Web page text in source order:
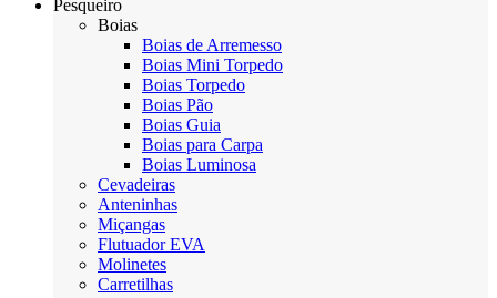
Pesqueiro
Boias
Boias de Arremesso
Boias Mini Torpedo
Boias Torpedo
Boias Pão
Boias Guia
Boias para Carpa
Boias Luminosa
Cevadeiras
Anteninhas
Miçangas
Flutuador EVA
Molinetes
Carretilhas